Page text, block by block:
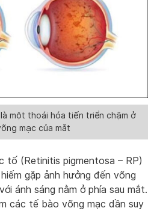
một thoái hóa tiến triển chậm ở
mạc của mắt
tố (Retinitis pigmentosa – RP)
gặp ảnh hưởng đến võng
ánh sáng nằm ở phía sau mắt.
các tế bào võng mạc dần suy